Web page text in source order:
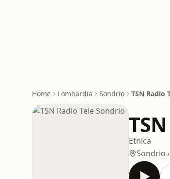
Home Lombardia Sondrio TSN Radio
Etnica
Sondrio